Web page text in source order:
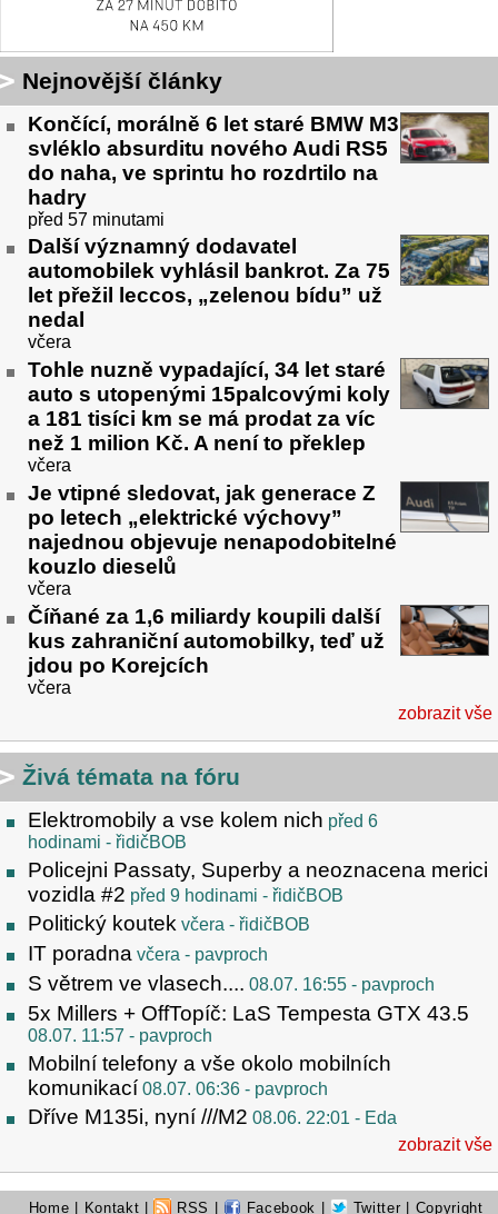
Nejnovější články
Končící, morálně 6 let staré BMW M3
svléklo absurditu nového Audi RS5
do naha, ve sprintu ho rozdrtilo na
hadry
před 57 minutami
Další významný dodavatel
automobilek vyhlásil bankrot. Za 75
let přežil leccos, „zelenou bídu” už
nedal
včera
Tohle nuzně vypadající, 34 let staré
auto s utopenými 15palcovými koly
a 181 tisíci km se má prodat za víc
než 1 milion Kč. A není to překlep
včera
Je vtipné sledovat, jak generace Z
po letech „elektrické výchovy”
najednou objevuje nenapodobitelné
kouzlo dieselů
včera
Číňané za 1,6 miliardy koupili další
kus zahraniční automobilky, teď už
jdou po Korejcích
včera
zobrazit vše
Živá témata na fóru
Elektromobily a vse kolem nich před 6
hodinami - řidičBOB
Policejni Passaty, Superby a neoznacena merici
vozidla #2 před 9 hodinami - řidičBOB
Politický koutek včera - řidičBOB
IT poradna včera - pavproch
S větrem ve vlasech.... 08.07. 16:55 - pavproch
5x Millers + OffTopíč: LaS Tempesta GTX 43.5
08.07. 11:57 - pavproch
Mobilní telefony a vše okolo mobilních
komunikací 08.07. 06:36 - pavproch
Dříve M135i, nyní ///M2 08.06. 22:01 - Eda
zobrazit vše
Home Kontakt RSS Facebook Twitter | Copyright